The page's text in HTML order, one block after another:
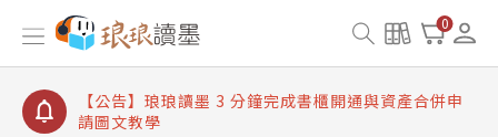
0
【公告】琅琅讀墨數位閱讀資產合併與書櫃開通申請
【公告】琅琅讀墨書櫃開通常見問題
【公告】琅琅讀墨 3 分鐘完成書櫃開通與資產合併申
請圖文教學